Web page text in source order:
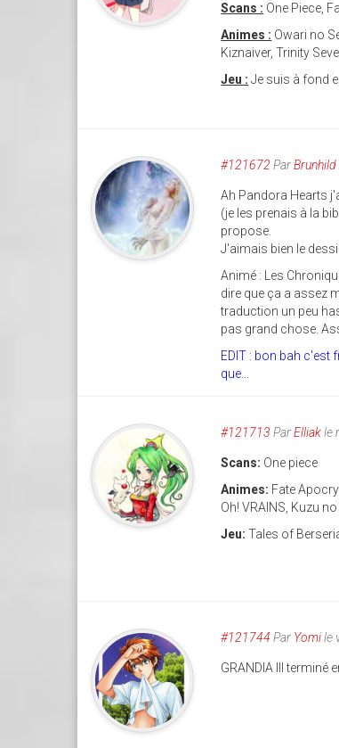
Scans : One Piece,
Animes : Owari no
Kiznaiver, Trinity
Jeu : Je suis à fond
#121672 ParBrunhild
Ah Pandora Hearts
(je les prenais à la
propose.
J'aimais bien le
Animé : Les
dire que ça a assez
traduction un peu
pas grand chose.
EDIT : bon bah c'est
que...
#121713 ParElliakle
Scans: One piece
Animes: Fate
Oh! VRAINS, Kuzu
Jeu:Tales of
#121744 Par Yomile
GRANDIA III terminé